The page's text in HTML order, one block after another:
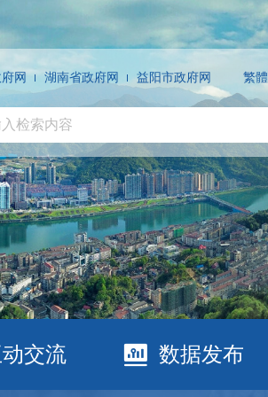
网 湖南省政府网 益阳市政府网 繁體
交流 数据发布